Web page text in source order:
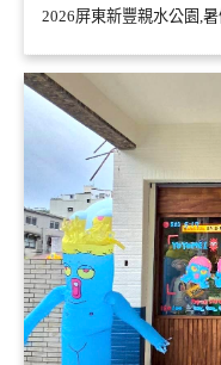
2026屏東新豐親水公園,